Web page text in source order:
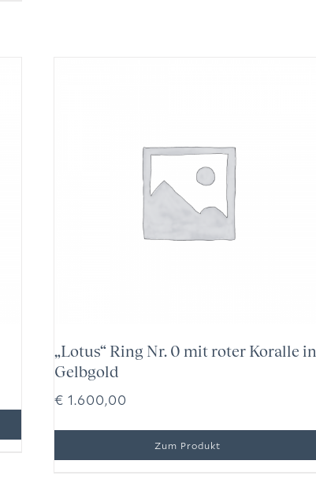
„Lotus“ Ring Nr. 0 mit roter Koralle in
Gelbgold
€ 1.600,00